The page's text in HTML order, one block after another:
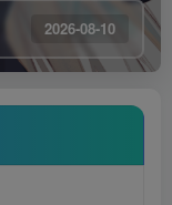
2026-08-10